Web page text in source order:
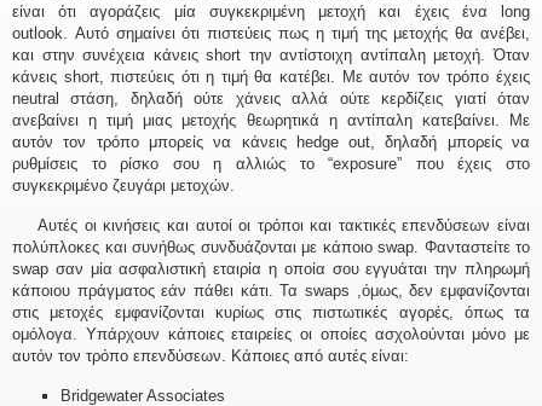
είναι ότι αγοράζεις μία συγκεκριμένη μετοχή και έχεις ένα long
outlook. Αυτό σημαίνει ότι πιστεύεις πως η τιμή της μετοχής θα ανέβει,
και στην συνέχεια κάνεις short την αντίστοιχη αντίπαλη μετοχή. Όταν
κάνεις short, πιστεύεις ότι η τιμή θα κατέβει. Με αυτόν τον τρόπο έχεις
neutral στάση, δηλαδή ούτε χάνεις αλλά ούτε κερδίζεις γιατί όταν
ανεβαίνει η τιμή μιας μετοχής θεωρητικά η αντίπαλη κατεβαίνει. Με
αυτόν τον τρόπο μπορείς να κάνεις hedge out, δηλαδή μπορείς να
ρυθμίσεις το ρίσκο σου η αλλιώς το “exposure” που έχεις στο
συγκεκριμένο ζευγάρι μετοχών.
Αυτές οι κινήσεις και αυτοί οι τρόποι και τακτικές επενδύσεων είναι
πολύπλοκες και συνήθως συνδυάζονται με κάποιο swap. Φανταστείτε το
swap σαν μία ασφαλιστική εταιρία η οποία σου εγγυάται την πληρωμή
κάποιου πράγματος εάν πάθει κάτι. Τα swaps ,όμως, δεν εμφανίζονται
στις μετοχές εμφανίζονται κυρίως στις πιστωτικές αγορές, όπως τα
ομόλογα. Υπάρχουν κάποιες εταιρείες οι οποίες ασχολούνται μόνο με
αυτόν τον τρόπο επενδύσεων. Κάποιες από αυτές είναι:
Bridgewater Associates